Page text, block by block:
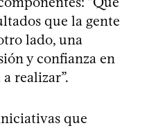
que la gente
lado, una
y confianza en
realizar”.
que